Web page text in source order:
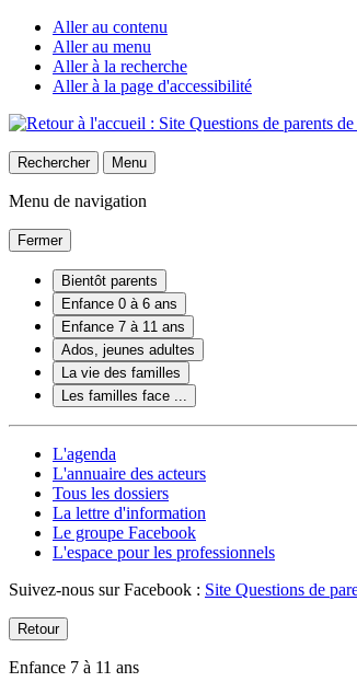
Aller au contenu
Aller au menu
Aller à la recherche
Aller à la page d'accessibilité
Rechercher Menu
Menu de navigation
Fermer
Bientôt parents
Enfance 0 à 6 ans
Enfance 7 à 11 ans
Ados, jeunes adultes
La vie des familles
Les familles face ...
L'agenda
L'annuaire des acteurs
Tous les dossiers
La lettre d'information
Le groupe Facebook
L'espace pour les professionnels
Suivez-nous sur Facebook : Site Questions de
Retour
Enfance 7 à 11 ans